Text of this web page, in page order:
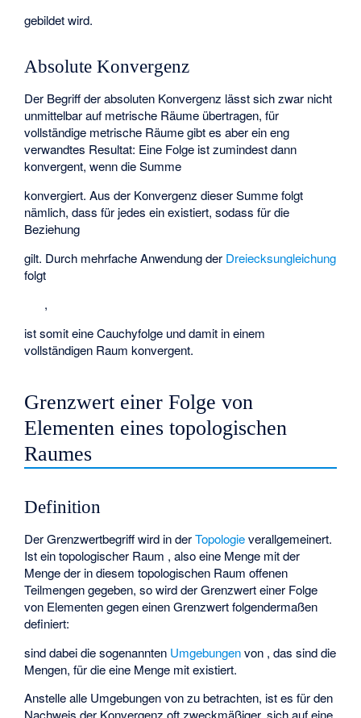
gebildet wird.
Absolute Konvergenz
Der Begriff der absoluten Konvergenz lässt sich zwar nicht
unmittelbar auf metrische Räume übertragen, für
vollständige metrische Räume gibt es aber ein eng
verwandtes Resultat: Eine Folge ist zumindest dann
konvergent, wenn die Summe
konvergiert. Aus der Konvergenz dieser Summe folgt
nämlich, dass für jedeseinexistiert, sodass fürdie
Beziehung
gilt. Durch mehrfache Anwendung der Dreiecksungleichung
folgt
,
ist somit eine Cauchyfolge und damit in einem
vollständigen Raum konvergent.
Grenzwert einer Folge von
Elementen eines topologischen
Raumes
Definition
Der Grenzwertbegriff wird in derTopologieverallgemeinert.
Ist ein topologischer Raum , also eine Menge mit der
Menge der in diesem topologischen Raum offenen
Teilmengengegeben, so wird der Grenzwert einer Folge
von Elementengegen einen Grenzwertfolgendermaßen
definiert:
sind dabei die sogenannten Umgebungenvon , das sind die
Mengen, für die eine Menge mitexistiert.
Anstelle alle Umgebungen vonzu betrachten, ist es für den
Nachweis der Konvergenz oft zweckmäßiger, sich auf eine